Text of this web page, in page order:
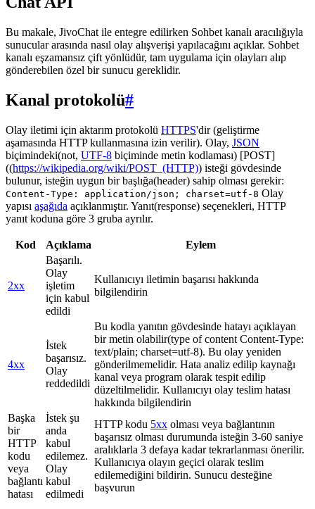
Bu makale, JivoChat ile entegre edilirken Sohbet kanalı aracılığıyla
sunucular arasında nasıl olay alışverişi yapılacağını açıklar. Sohbet
kanalı eşzamansız çift yönlüdür, tam uygulama için olayları alıp
gönderebilen özel bir sunucu gereklidir.
Kanal protokolü#
Olay iletimi için aktarım protokolü HTTPS'dir (geliştirme
aşamasında HTTP kullanmasına izin verilir). Olay, JSON
biçimindeki(not, UTF-8 biçiminde metin kodlaması) [POST]
((https://wikipedia.org/wiki/POST_(HTTP)) isteği gövdesinde
bulunur, isteğin uygun bir başlığa(header) sahip olması gerekir:
Content-Type: application/json; charset=utf-8 Olay
yapısı aşağıda açıklanmıştır. Yanıt(response) seçenekleri, HTTP
yanıt koduna göre 3 gruba ayrılır.
Kod Açıklama Eylem
2xx
Başarılı.
Olay
işletim
için kabul
edildi
Kullanıcıyı iletimin başarısı hakkında
bilgilendirin
4xx
İstek
başarısız.
Olay
reddedildi
Bu kodla yanıtın gövdesinde hatayı açıklayan
bir metin olabilir(type of content Content-Type:
text/plain; charset=utf-8). Bu olay yeniden
gönderilmemelidir. Hata analiz edilip kaynağı
kanal veya program olarak tespit edilip
düzeltilmelidir. Kullanıcıyı olay teslim hatası
hakkında bilgilendirin
Başka
bir
HTTP
kodu
veya
bağlantı
hatası
İstek şu
anda
kabul
edilemez.
Olay
kabul
edilmedi
HTTP kodu 5xx olması veya bağlantının
başarısız olması durumunda isteğin 3-60 saniye
aralıklarla 3 defaya kadar tekrarlanması önerilir.
Kullanıcıya olayın geçici olarak teslim
edilemediğini bildirin. Sunucu desteğine
başvurun